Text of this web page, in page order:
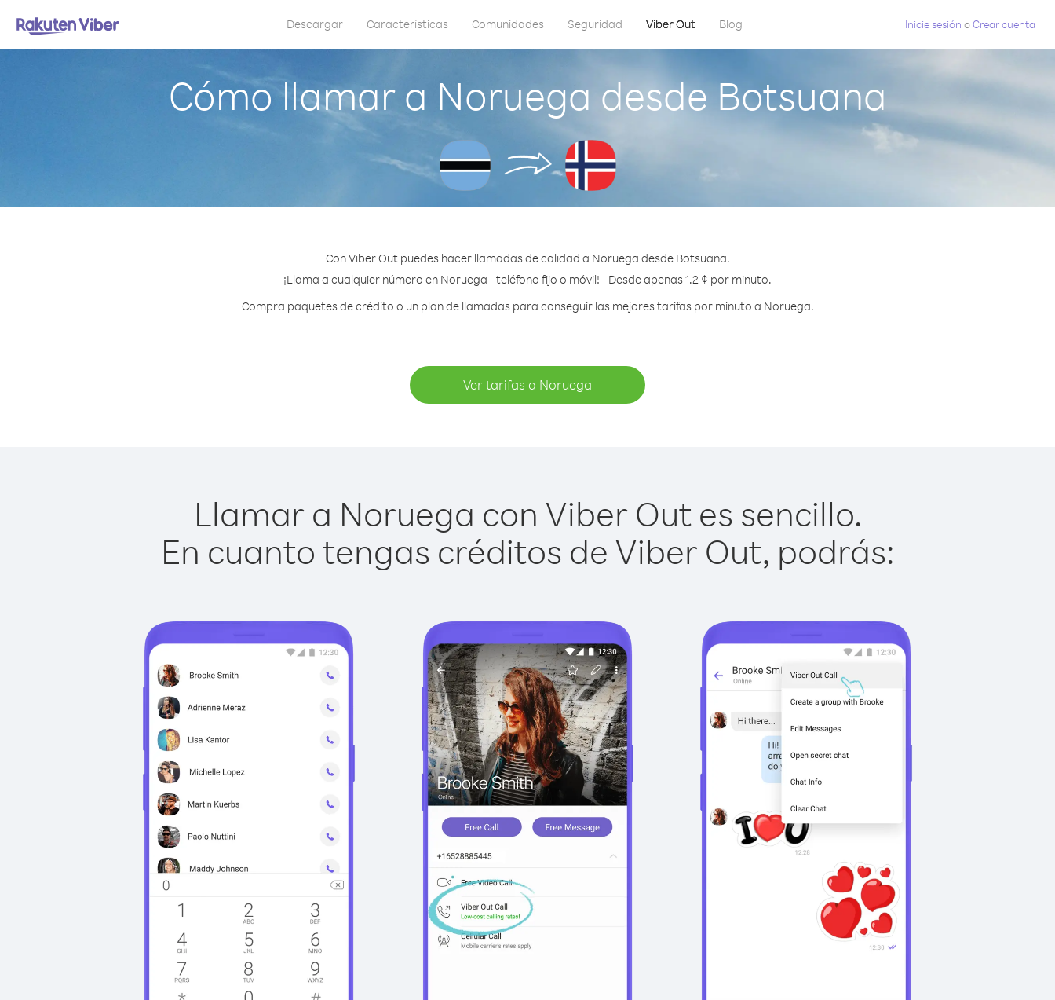
Descargar Características Comunidades Seguridad Viber Out Blog Inicie sesión oCrear cuenta
Cómo llamar a Noruega desde Botsuana
Con Viber Out puedes hacer llamadas de calidad a Noruega desde Botsuana.
¡Llama a cualquier número en Noruega - teléfono fijo o móvil! - Desde apenas 1.2 ¢ por minuto.
Compra paquetes de crédito o un plan de llamadas para conseguir las mejores tarifas por minuto a Noruega.
Ver tarifas a Noruega
Llamar a Noruega con Viber Out es sencillo.
En cuanto tengas créditos de Viber Out, podrás: